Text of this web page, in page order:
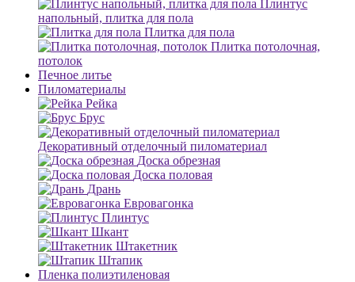
Плинтус
напольный, плитка для пола
Плитка для пола
Плитка потолочная,
потолок
Печное литье
Пиломатериалы
Рейка
Брус
Декоративный отделочный пиломатериал
Доска обрезная
Доска половая
Дрань
Евровагонка
Плинтус
Шкант
Штакетник
Штапик
Пленка полиэтиленовая